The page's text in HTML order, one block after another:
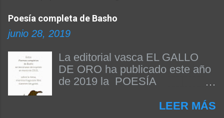
Poesía completa de Basho
junio 28, 2019
La editorial vasca EL GALLO
DE ORO ha publicado este año
de 2019 la POESÍA
LEER MÁS